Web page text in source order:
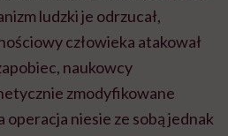
ludzki je odrzucał,
człowieka atakował
naukowcy
zmodyfikowane
operacja niesie ze sobą jednak